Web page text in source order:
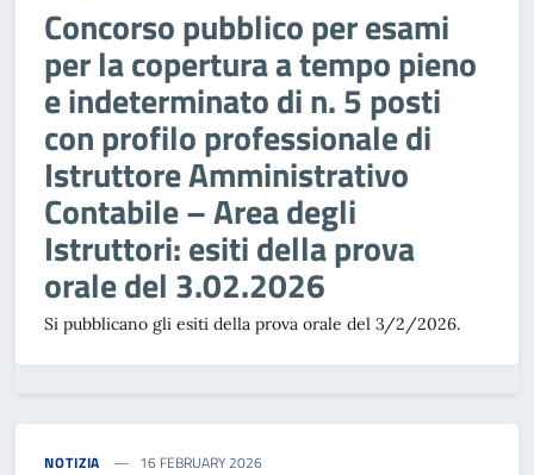
Concorso pubblico per esami
per la copertura a tempo pieno
e indeterminato di n. 5 posti
con profilo professionale di
Istruttore Amministrativo
Contabile – Area degli
Istruttori: esiti della prova
orale del 3.02.2026
Si pubblicano gli esiti della prova orale del 3/2/2026.
NOTIZIA 16 FEBRUARY 2026